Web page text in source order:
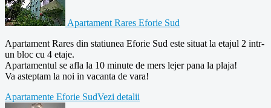
Apartament Rares Eforie Sud
Apartament Rares din statiunea Eforie Sud este situat la etajul 2 intr-
un bloc cu 4 etaje.
Apartamentul se afla la 10 minute de mers lejer pana la plaja!
Va asteptam la noi in vacanta de vara!
Apartamente Eforie SudVezi detalii